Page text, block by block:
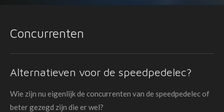
Concurrenten
Alternatieven voor de speedpedelec?
Wie zijn nu eigenlijk de concurrenten van de speedpedelec of
beter gezegd zijn die er wel?